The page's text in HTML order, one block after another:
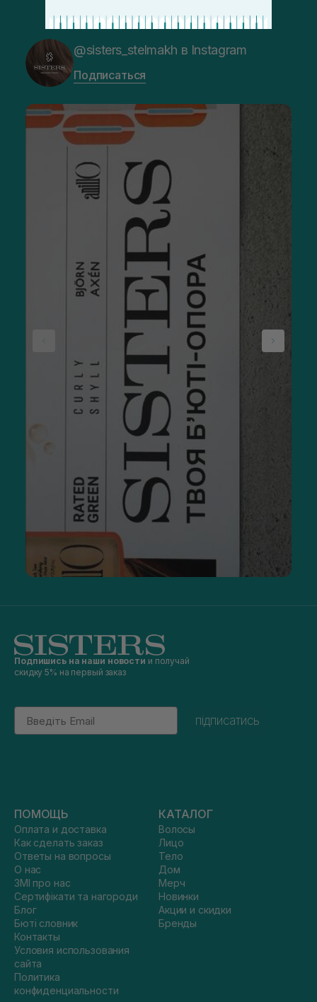
@sisters_stelmakh в Instagram
Подписаться
Подпишись на наши новости и получай
скидку 5% на первый заказ
Email
підписатись
ПОМОЩЬ
Оплата и доставка
Как сделать заказ
Ответы на вопросы
О нас
ЗМІ про нас
Сертифікати та нагороди
Блог
Бюті словник
Контакты
Условия использования
сайта
Политика
конфиденциальности
КАТАЛОГ
Волосы
Лицо
Тело
Дом
Мерч
Новинки
Акции и скидки
Бренды